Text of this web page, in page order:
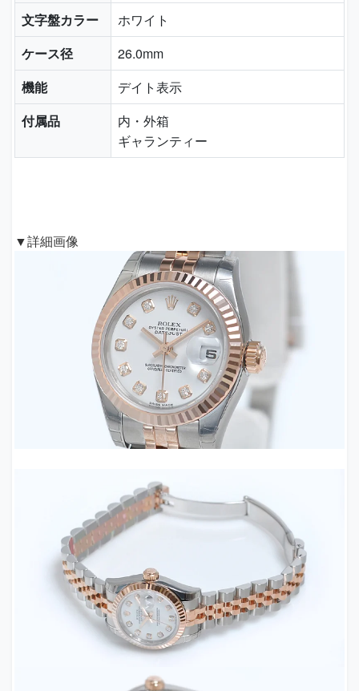
文字盤カラー
ホワイト
ケース径
26.0mm
機能
デイト表示
付属品
内・外箱
ギャランティー
▼詳細画像